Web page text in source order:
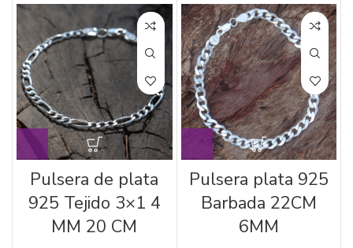
Pulsera de plata
925 Tejido 3×1 4
MM 20 CM
Pulsera plata 925
Barbada 22CM
6MM